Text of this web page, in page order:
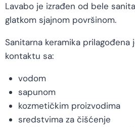
Lavabo je izrađen od bele
glatkom sjajnom površinom.
Sanitarna keramika prilagođena
kontaktu sa:
vodom
sapunom
kozmetičkim proizvodima
sredstvima za čišćenje